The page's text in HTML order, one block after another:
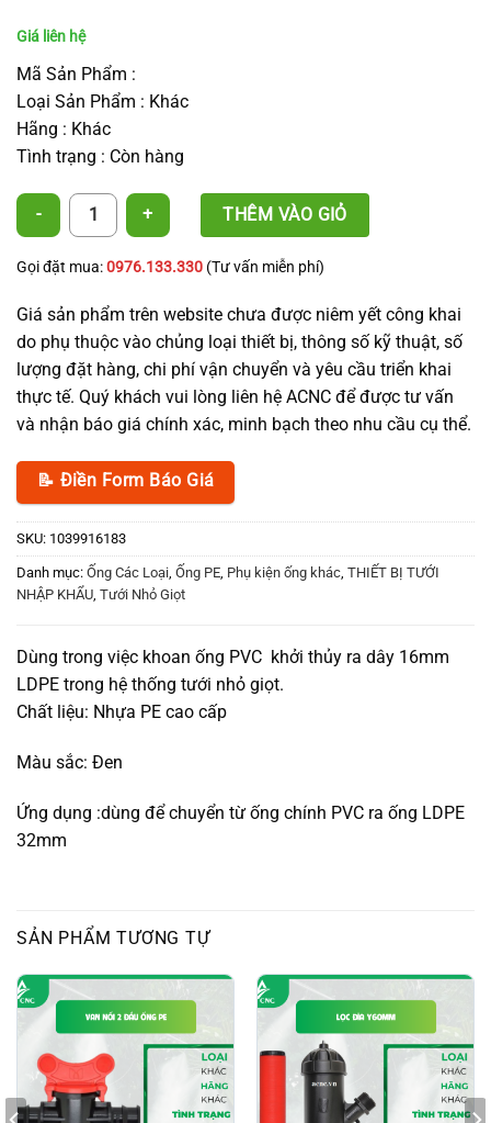
Mã Sản Phẩm :
Loại Sản Phẩm : Khác
Hãng : Khác
Tình trạng : Còn hàng
Khởi Thủy Ống PE 32 Lớn + Cao Su số lượng
THÊM VÀO GIỎ
Gọi đặt mua:0976.133.330 (Tư vấn miễn phí)
Giá sản phẩm trên website chưa được niêm yết công khai
do phụ thuộc vào chủng loại thiết bị, thông số kỹ thuật, số
lượng đặt hàng, chi phí vận chuyển và yêu cầu triển khai
thực tế. Quý khách vui lòng liên hệ ACNC để được tư vấn
và nhận báo giá chính xác, minh bạch theo nhu cầu cụ thể.
📝 Điền Form Báo Giá
SKU: 1039916183
Danh mục: Ống Các Loại Ống PE Phụ kiện ống khác THIẾT BỊ TƯỚI
NHẬP KHẨU Tưới Nhỏ Giọt
Dùng trong việc khoan ống PVC khởi thủy ra dây 16mm
LDPE trong hệ thống tưới nhỏ giọt.
Chất liệu: Nhựa PE cao cấp
Màu sắc: Đen
Ứng dụng :dùng để chuyển từ ống chính PVC ra ống LDPE
32mm
SẢN PHẨM TƯƠNG TỰ